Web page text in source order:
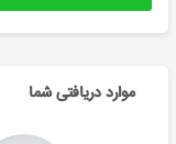
موارد دریافتی شما